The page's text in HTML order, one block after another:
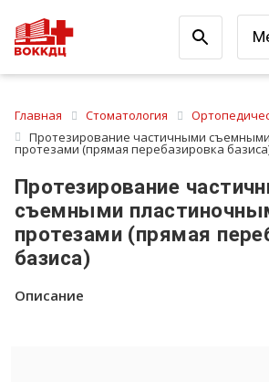
Главная Стоматология
Протезирование частичными
протезами (прямая перебазировка
Протезирование
съемными
протезами (прямая
базиса)
Описание